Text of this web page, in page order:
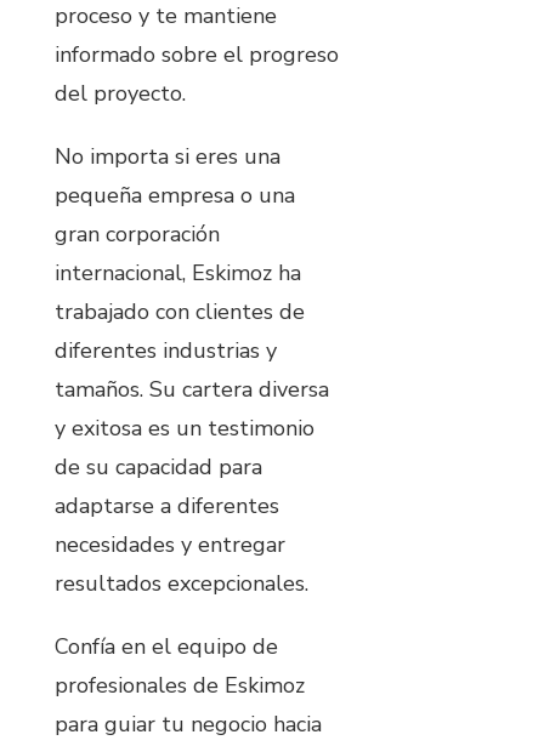
proceso y te mantiene
informado sobre el progreso
del proyecto.
No importa si eres una
pequeña empresa o una
gran corporación
internacional, Eskimoz ha
trabajado con clientes de
diferentes industrias y
tamaños. Su cartera diversa
y exitosa es un testimonio
de su capacidad para
adaptarse a diferentes
necesidades y entregar
resultados excepcionales.
Confía en el equipo de
profesionales de Eskimoz
para guiar tu negocio hacia